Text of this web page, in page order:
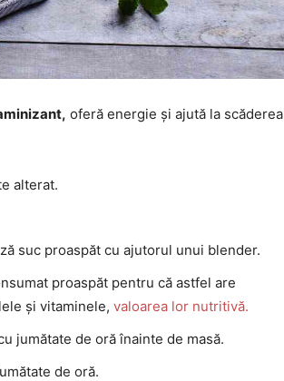
oferă energie și ajută la scăderea
alterat.
suc proaspăt cu ajutorul unui blender.
proaspăt pentru că astfel are
și vitaminele, valoarea lor nutritivă.
jumătate de oră înainte de masă.
de oră.